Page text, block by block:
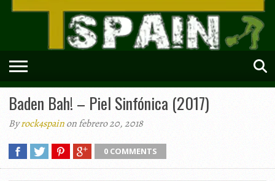
Baden Bah! – Piel Sinfónica (2017)
Byrock4spainon febrero 20, 2018
0 COMMENTS